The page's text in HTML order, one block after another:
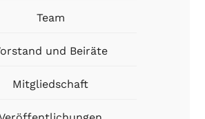
Team
und Beiräte
Mitgliedschaft